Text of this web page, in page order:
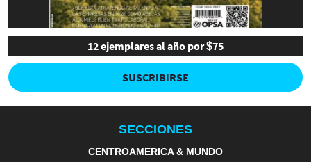
12 ejemplares al año por $75
SUSCRIBIRSE
SECCIONES
CENTROAMERICA & MUNDO